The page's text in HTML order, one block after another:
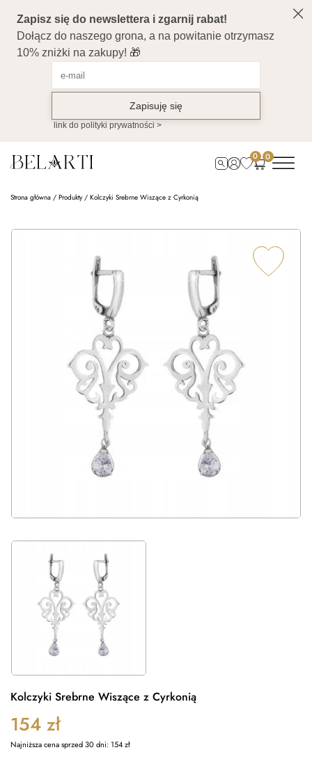
0 0
Strona główna / Produkty/ Kolczyki Srebrne Wiszące z Cyrkonią
Kolczyki Srebrne Wiszące z Cyrkonią
154 zł
Najniższa cena sprzed 30 dni:154zł